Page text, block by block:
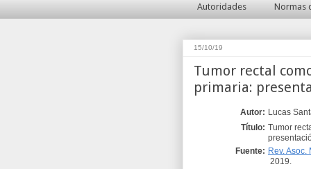
Autoridades Normas
15/10/19
Tumor rectal
primaria:
Autor: Lucas
Título: Tumor
Fuente: Rev. Asoc.
2019.